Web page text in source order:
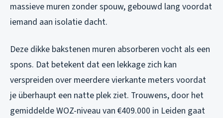
massieve muren zonder spouw, gebouwd lang voordat
iemand aan isolatie dacht.
Deze dikke bakstenen muren absorberen vocht als een
spons. Dat betekent dat een lekkage zich kan
verspreiden over meerdere vierkante meters voordat
je überhaupt een natte plek ziet. Trouwens, door het
gemiddelde WOZ-niveau van €409.000 in Leiden gaat